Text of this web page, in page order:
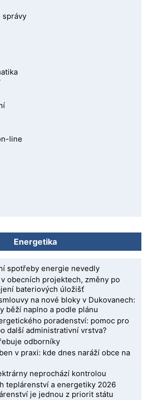
správy
line
Energetika
spotřeby energie nevedly
obecních projektech, změny po
bateriových úložišť
na nové bloky v Dukovanech:
běží naplno a podle plánu
poradenství: pomoc pro
další administrativní vrstva?
odborníky
v praxi: kde dnes naráží obce na
neprochází kontrolou
teplárenství a energetiky 2026
je jednou z priorit státu